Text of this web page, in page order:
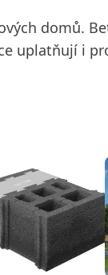
domů.
uplatňují i